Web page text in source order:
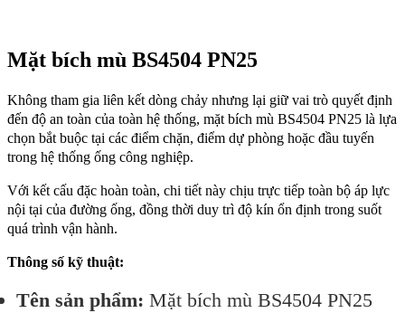
Mặt bích mù BS4504 PN25
Không tham gia liên kết dòng chảy nhưng lại giữ vai trò quyết định
đến độ an toàn của toàn hệ thống, mặt bích mù BS4504 PN25 là lựa
chọn bắt buộc tại các điểm chặn, điểm dự phòng hoặc đầu tuyến
trong hệ thống ống công nghiệp.
Với kết cấu đặc hoàn toàn, chi tiết này chịu trực tiếp toàn bộ áp lực
nội tại của đường ống, đồng thời duy trì độ kín ổn định trong suốt
quá trình vận hành.
Thông số kỹ thuật:
Tên sản phẩm: Mặt bích mù BS4504 PN25